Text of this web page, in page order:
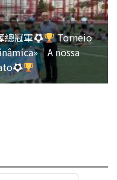
總冠軍
Torneio
｜A nossa